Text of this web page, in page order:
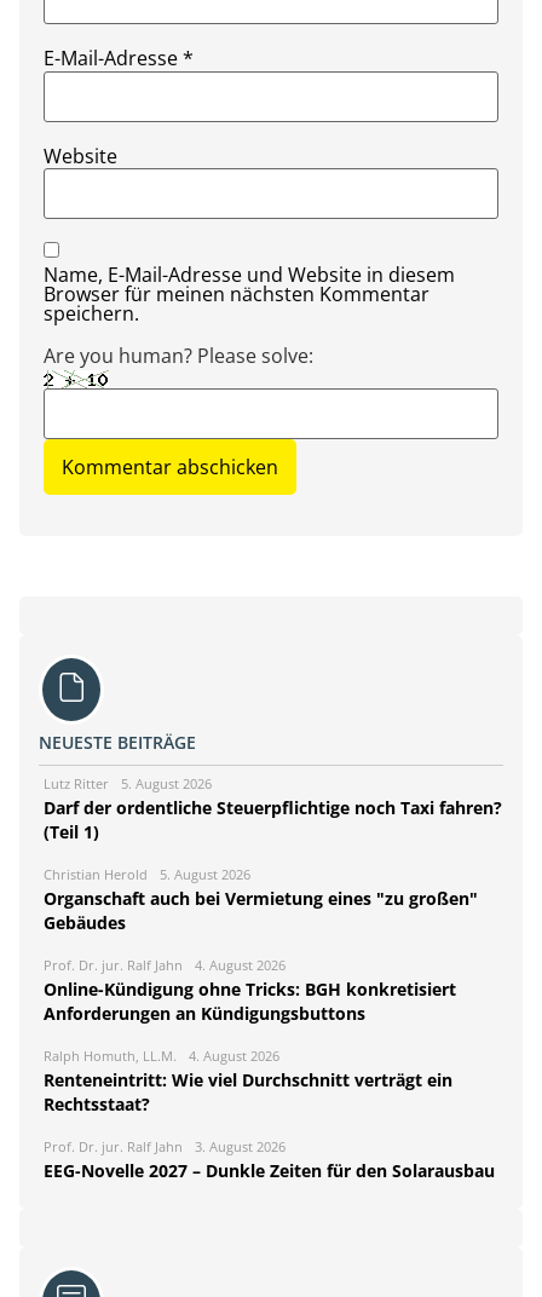
E-Mail-Adresse*
Website
Name, E-Mail-Adresse und Website in diesem
Browser für meinen nächsten Kommentar
speichern.
Are you human? Please solve:
NEUESTE BEITRÄGE
Lutz Ritter 5. August 2026
Darf der ordentliche Steuerpflichtige noch Taxi fahren?
(Teil 1)
Christian Herold 5. August 2026
Organschaft auch bei Vermietung eines "zu großen"
Gebäudes
Prof. Dr. jur. Ralf Jahn 4. August 2026
Online-Kündigung ohne Tricks: BGH konkretisiert
Anforderungen an Kündigungsbuttons
Ralph Homuth, LL.M. 4. August 2026
Renteneintritt: Wie viel Durchschnitt verträgt ein
Rechtsstaat?
Prof. Dr. jur. Ralf Jahn 3. August 2026
EEG-Novelle 2027 – Dunkle Zeiten für den Solarausbau